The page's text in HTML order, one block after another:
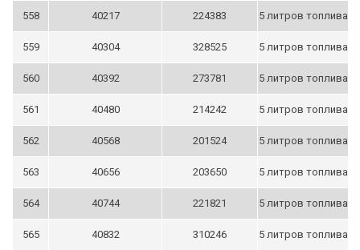
558 40217 224383 5 литров топлива
559 40304 328525 5 литров топлива
560 40392 273781 5 литров топлива
561 40480 214242 5 литров топлива
562 40568 201524 5 литров топлива
563 40656 203650 5 литров топлива
564 40744 221821 5 литров топлива
565 40832 310246 5 литров топлива